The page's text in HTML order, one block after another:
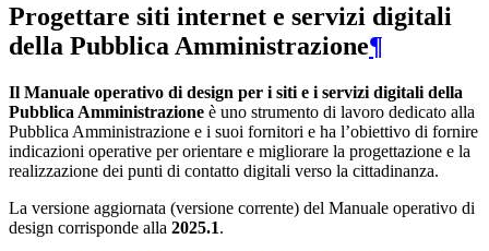
Progettare siti internet e servizi digitali
della Pubblica Amministrazione¶
Il Manuale operativo di design per i siti e i servizi digitali della
Pubblica Amministrazione è uno strumento di lavoro dedicato alla
Pubblica Amministrazione e i suoi fornitori e ha l’obiettivo di fornire
indicazioni operative per orientare e migliorare la progettazione e la
realizzazione dei punti di contatto digitali verso la cittadinanza.
La versione aggiornata (versione corrente) del Manuale operativo di
design corrisponde alla 2025.1.